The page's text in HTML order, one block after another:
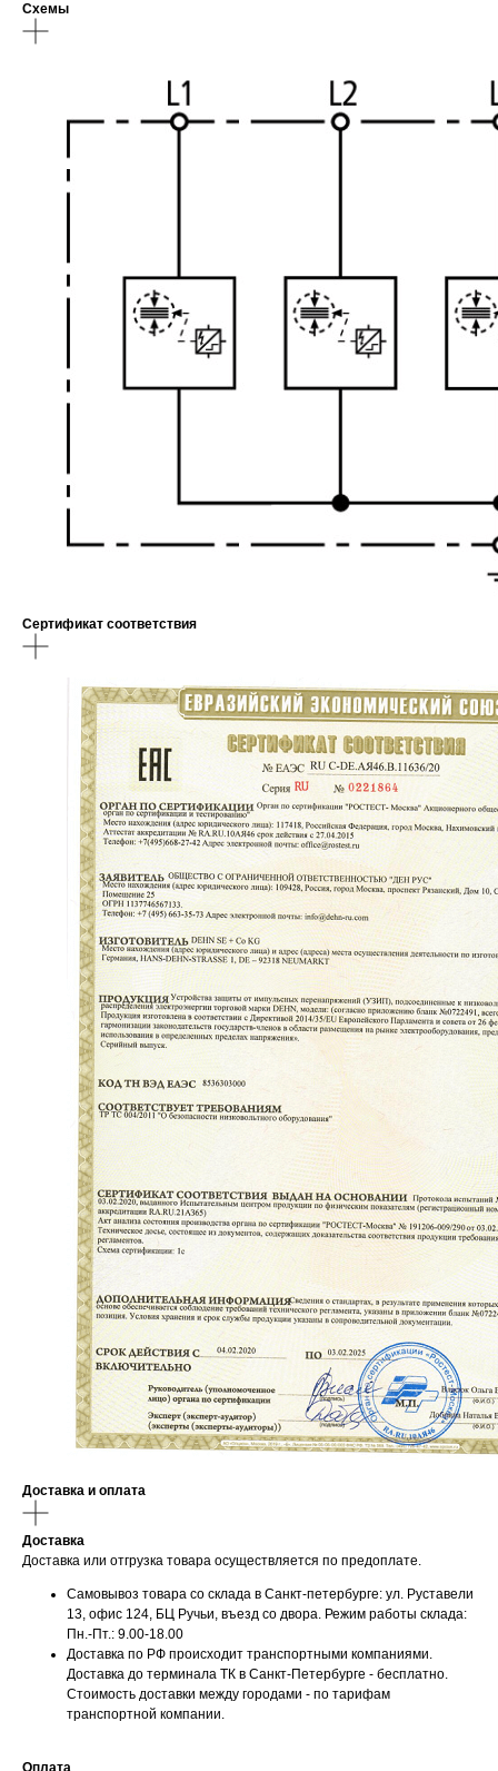
Схемы
Сертификат соответствия
Доставка и оплата
Доставка
Доставка или отгрузка товара осуществляется по предоплате.
Самовывоз товара со склада в Санкт-петербурге: ул. Руставели
13, офис 124, БЦ Ручьи, въезд со двора. Режим работы склада:
Пн.-Пт.: 9.00-18.00
Доставка по РФ происходит транспортными компаниями.
Доставка до терминала ТК в Санкт-Петербурге - бесплатно.
Стоимость доставки между городами - по тарифам
транспортной компании.
Мы принимаем к оплате: